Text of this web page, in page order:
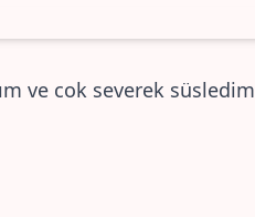
ve cok severek süsledim